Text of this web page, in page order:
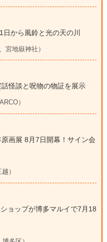
から風鈴と光の天の川
宮地嶽神社）
怪談と呪物の物証を展示
）
画展 8月7日開幕！サイン会
）
ョップが博多マルイで7月18